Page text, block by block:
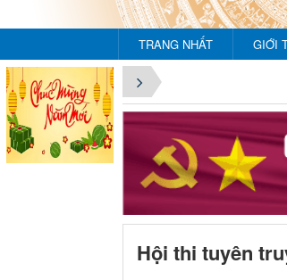
TRANG NHẤT GIỚI
Hội thi tuyên